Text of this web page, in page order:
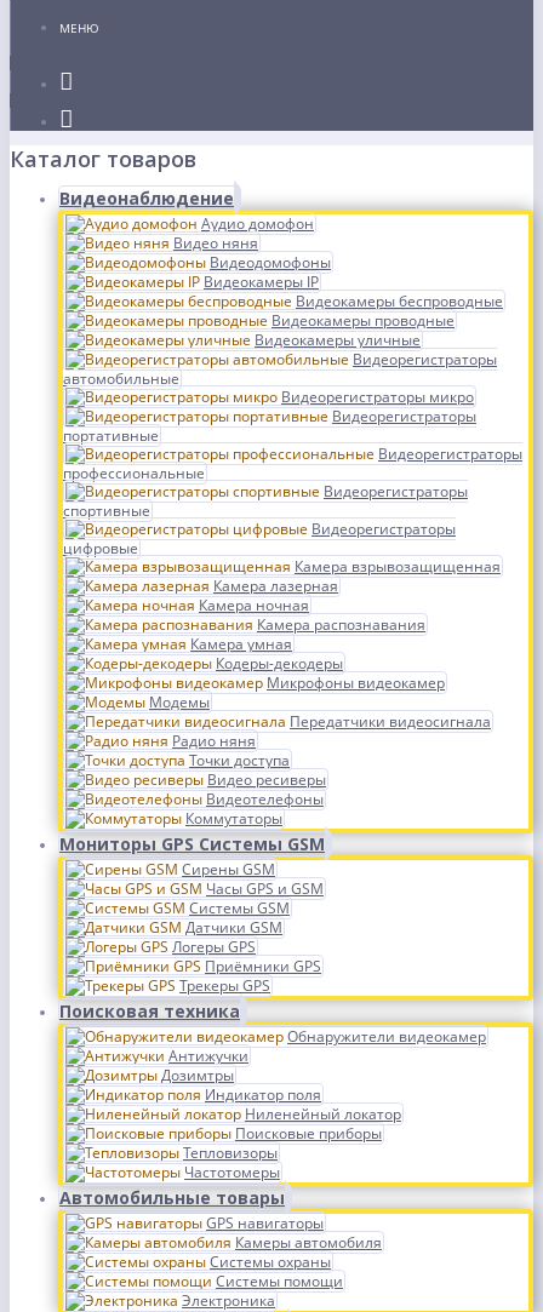
МЕНЮ
Каталог товаров
Видеонаблюдение
Аудио домофон
Видео няня
Видеодомофоны
Видеокамеры IP
Видеокамеры беспроводные
Видеокамеры проводные
Видеокамеры уличные
Видеорегистраторы
автомобильные
Видеорегистраторы микро
Видеорегистраторы
портативные
Видеорегистраторы
профессиональные
Видеорегистраторы
спортивные
Видеорегистраторы
цифровые
Камера взрывозащищенная
Камера лазерная
Камера ночная
Камера распознавания
Камера умная
Кодеры-декодеры
Микрофоны видеокамер
Модемы
Передатчики видеосигнала
Радио няня
Точки доступа
Видео ресиверы
Видеотелефоны
Коммутаторы
Мониторы GPS Системы GSM
Сирены GSM
Часы GPS и GSM
Системы GSM
Датчики GSM
Логеры GPS
Приёмники GPS
Трекеры GPS
Поисковая техника
Обнаружители видеокамер
Антижучки
Дозимтры
Индикатор поля
Ниленейный локатор
Поисковые приборы
Тепловизоры
Частотомеры
Автомобильные товары
GPS навигаторы
Камеры автомобиля
Системы охраны
Системы помощи
Электроника